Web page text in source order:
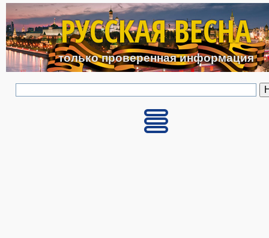
Перейти к основному
РУССКАЯ ВЕСНА
только проверенная информация